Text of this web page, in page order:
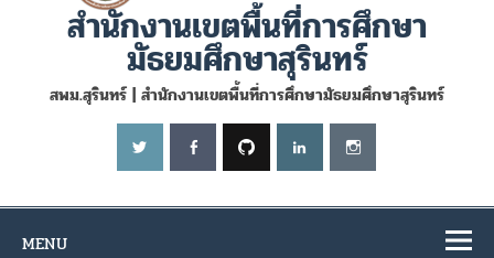
สำนักงานเขตพื้นที่การศึกษา
มัธยมศึกษาสุรินทร์
สพม.สุรินทร์ | สำนักงานเขตพื้นที่การศึกษามัธยมศึกษาสุรินทร์
MENU